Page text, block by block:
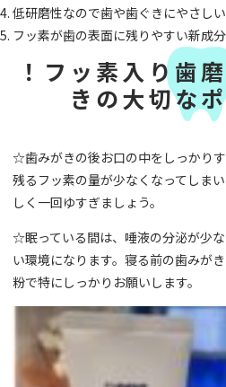
低研磨性なので歯や歯ぐきにやさし
フッ素が歯の表面に残りやすい新成
！フッ素入り歯
きの大切な
☆歯みがきの後お口の中をしっかり
残るフッ素の量が少なくなってしま
しく一回ゆすぎましょう。
☆眠っている間は、唾液の分泌が少
い環境になります。寝る前の歯みが
粉で特にしっかりお願いします。